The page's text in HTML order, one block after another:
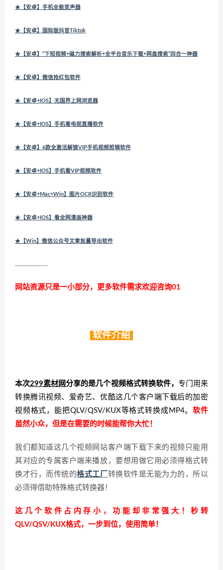
★【安卓】手机全能变声器
★【安卓】国际版抖音Tiktok
★【安卓】“下短视频+磁力搜索解析+全平台音乐下载+网盘搜索”四合一神器
★【安卓】微信抢红包软件
★【安卓+IOS】无国界上网浏览器
★【安卓+IOS】手机看电视直播软件
★【安卓】6款全激活解锁VIP手机视频剪辑软件
★【安卓+IOS】手机看VIP视频软件
★【安卓+Mac+Win】图片OCR识别软件
★【安卓+IOS】看全网漫画神器
★【Win】微信公众号文章批量导出软件
………………
网站资源只是一小部分，更多软件需求欢迎咨询01
软件介绍
本次299素材网分享的是几个视频格式转换软件， 专门用来
转换腾讯视频、爱奇艺、优酷这几个客户端下载后的加密
视频格式，能把QLV/QSV/KUX等格式转换成MP4。软件
虽然小众，但是在需要的时候能帮你大忙！
我们都知道这几个视频网站客户端下载下来的视频只能用
其对应的专属客户端来播放，要想用做它用必须得格式转
换才行，而传统的格式工厂 转换软件是无能为力的，所以
必须得借助特殊格式转换器！
这几个软件占内存小，功能却非常强大！秒转
QLV/QSV/KUX格式，一步到位，使用简单！